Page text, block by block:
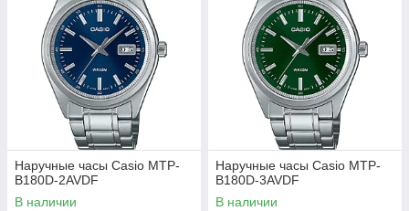
Наручные часы Casio MTP-
B180D-2AVDF
В наличии
Наручные часы Casio MTP-
B180D-3AVDF
В наличии